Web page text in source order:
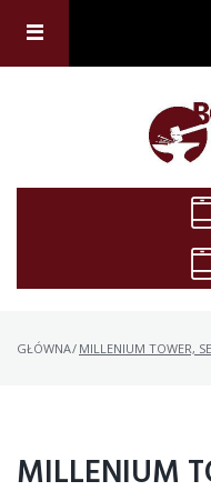
content
GŁÓWNA/ MILLENIUM TOWER,
MILLENIUM